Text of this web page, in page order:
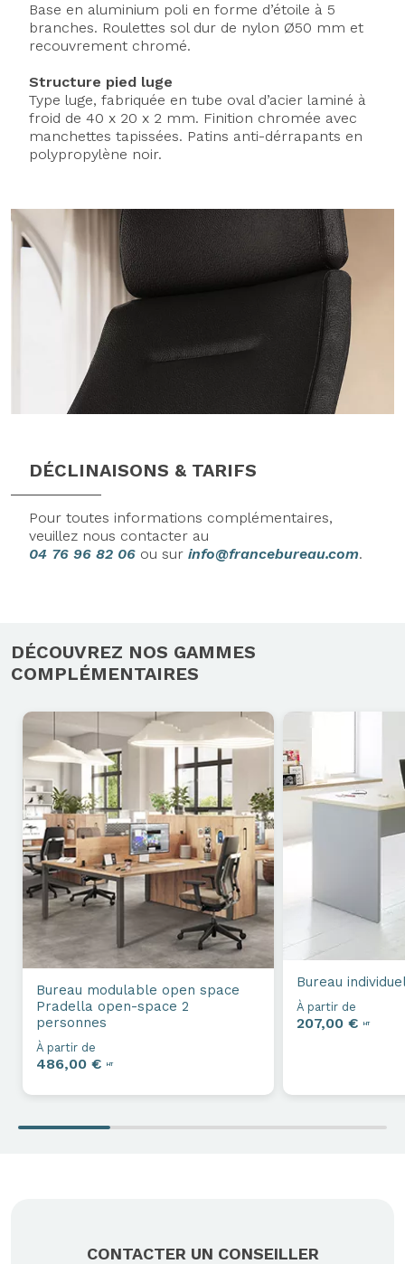
Base en aluminium poli en forme d’étoile à 5
branches. Roulettes sol dur de nylon Ø50 mm et
recouvrement chromé.
Structure pied luge
Type luge, fabriquée en tube oval d’acier laminé à
froid de 40 x 20 x 2 mm. Finition chromée avec
manchettes tapissées. Patins anti-dérrapants en
polypropylène noir.
DÉCLINAISONS & TARIFS
Pour toutes informations complémentaires,
veuillez nous contacter au
04 76 96 82 06 ou sur info@francebureau.com.
DÉCOUVREZ NOS GAMMES
COMPLÉMENTAIRES
Bureau modulable open space
Pradella open-space 2
personnes
À partir de
486,00 € HT
Bureau individuel
À partir de
207,00 € HT
CONTACTER UN CONSEILLER